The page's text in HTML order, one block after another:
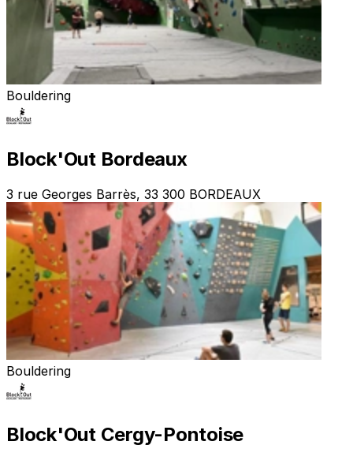
Bouldering
Block'Out Bordeaux
3 rue Georges Barrès, 33 300 BORDEAUX
Bouldering
Block'Out Cergy-Pontoise